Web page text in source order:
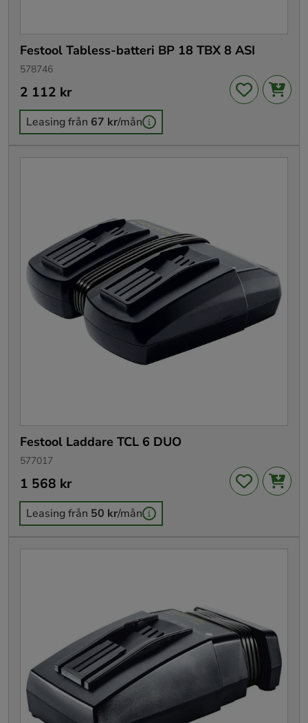
Festool Tabless-batteri BP 18 TBX 8 ASI
578746
Pris :2 112 kr
2 112 kr
Leasing från 67 kr/mån
Festool Laddare TCL 6 DUO
577017
Pris:1 568 kr
1 568 kr
Leasing från 50 kr/mån